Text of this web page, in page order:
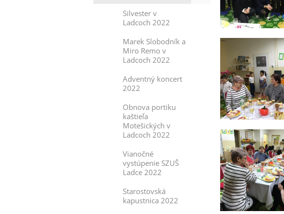
Silvester v
Ladcoch 2022
Marek Slobodník a
Miro Remo v
Ladcoch 2022
Adventný koncert
2022
Obnova portiku
kaštieľa
Motešických v
Ladcoch 2022
Vianočné
vystúpenie SZUŠ
Ladce 2022
Starostovská
kapustnica 2022